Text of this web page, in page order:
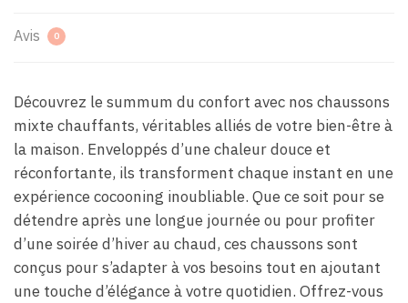
Avis 0
Découvrez le summum du confort avec nos chaussons
mixte chauffants, véritables alliés de votre bien-être à
la maison. Enveloppés d’une chaleur douce et
réconfortante, ils transforment chaque instant en une
expérience cocooning inoubliable. Que ce soit pour se
détendre après une longue journée ou pour profiter
d’une soirée d’hiver au chaud, ces chaussons sont
conçus pour s’adapter à vos besoins tout en ajoutant
une touche d’élégance à votre quotidien. Offrez-vous